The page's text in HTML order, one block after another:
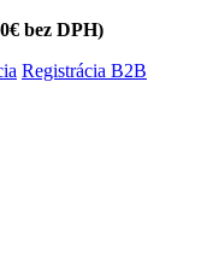
bez DPH)
Registrácia B2B